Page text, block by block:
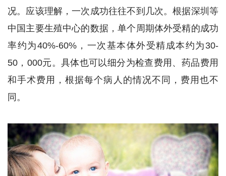
况。应该理解，一次成功往往不到几次。根据深圳等
中国主要生殖中心的数据，单个周期体外受精的成功
率约为40%-60%，一次基本体外受精成本约为30-
50，000元。具体也可以细分为检查费用、药品费用
和手术费用，根据每个病人的情况不同，费用也不
同。